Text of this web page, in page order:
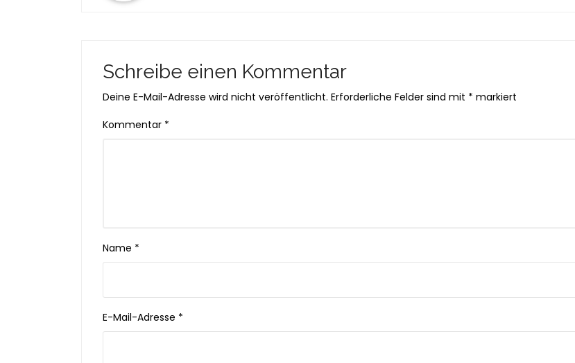
Schreibe einen Kommentar
Deine E-Mail-Adresse wird nicht veröffentlicht. Erforderliche Felder sind mit * markiert
Kommentar *
Name *
E-Mail-Adresse *